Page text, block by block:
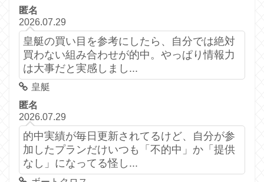
匿名
2026.07.29
皇艇の買い目を参考にしたら、自分では絶対
買わない組み合わせが的中。やっぱり情報力
は大事だと実感しまし...
皇艇
匿名
2026.07.29
的中実績が毎日更新されてるけど、自分が参
加したプランだけいつも「不的中」か「提供
なし」になってる怪し...